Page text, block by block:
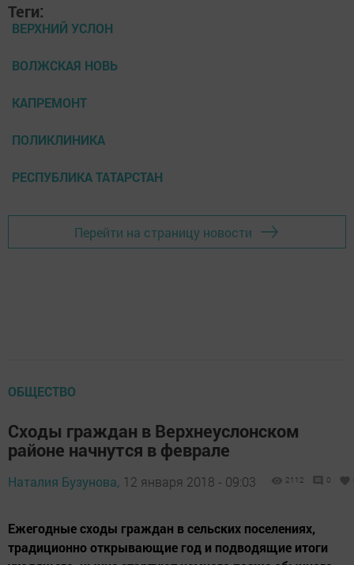
Теги:
ВЕРХНИЙ УСЛОН
ВОЛЖСКАЯ НОВЬ
КАПРЕМОНТ
ПОЛИКЛИНИКА
РЕСПУБЛИКА ТАТАРСТАН
Перейти на страницу новости
ОБЩЕСТВО
Сходы граждан в Верхнеуслонском
районе начнутся в феврале
Наталия Бузунова, 12 января 2018 - 09:03 2112 0
Ежегодные сходы граждан в сельских поселениях,
традиционно открывающие год и подводящие итоги